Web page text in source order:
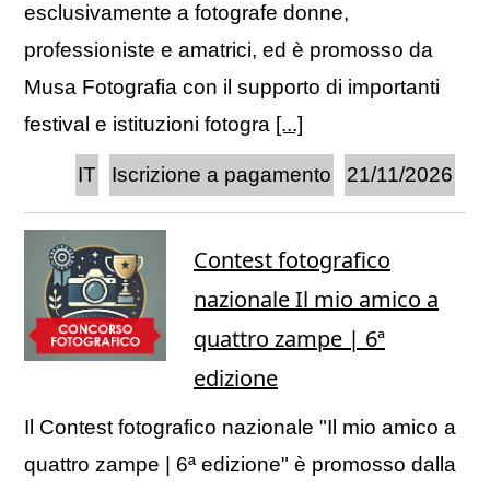
esclusivamente a fotografe donne,
professioniste e amatrici, ed è promosso da
Musa Fotografia con il supporto di importanti
festival e istituzioni fotogra [...]
21/11/2026
Iscrizione a pagamento
IT
Contest fotografico
nazionale Il mio amico a
quattro zampe | 6ª
edizione
Il Contest fotografico nazionale "Il mio amico a
quattro zampe | 6ª edizione" è promosso dalla